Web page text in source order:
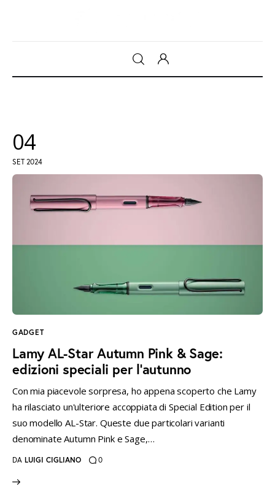
Web Log
x
04
SET 2024
GADGET
Lamy AL-Star Autumn Pink & Sage:
edizioni speciali per l’autunno
Con mia piacevole sorpresa, ho appena scoperto che Lamy
ha rilasciato un'ulteriore accoppiata di Special Edition per il
suo modello AL-Star. Queste due particolari varianti
denominate Autumn Pink e Sage,…
DA LUIGI CIGLIANO 0